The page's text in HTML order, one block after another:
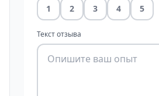
1 2 3 4 5
Текст отзыва